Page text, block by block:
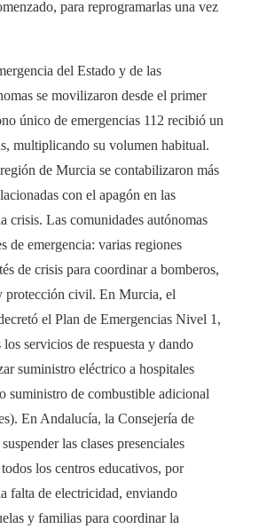
para reprogramarlas una vez
del Estado y de las
se movilizaron desde el primer
único de emergencias 112 recibió un
multiplicando su volumen habitual.
de Murcia se contabilizaron más
con el apagón en las
crisis. Las comunidades autónomas
de emergencia: varias regiones
de crisis para coordinar a bomberos,
protección civil. En Murcia, el
el Plan de Emergencias Nivel 1,
servicios de respuesta y dando
suministro eléctrico a hospitales
suministro de combustible adicional
En Andalucía, la Consejería de
las clases presenciales
los centros educativos, por
falta de electricidad, enviando
y familias para coordinar la